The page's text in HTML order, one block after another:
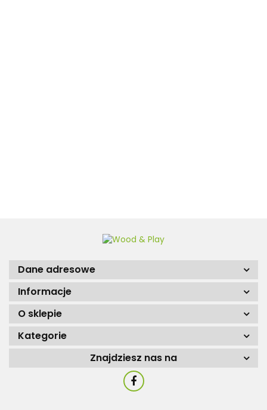
Dane adresowe
Informacje
O sklepie
Kategorie
Znajdziesz nas na